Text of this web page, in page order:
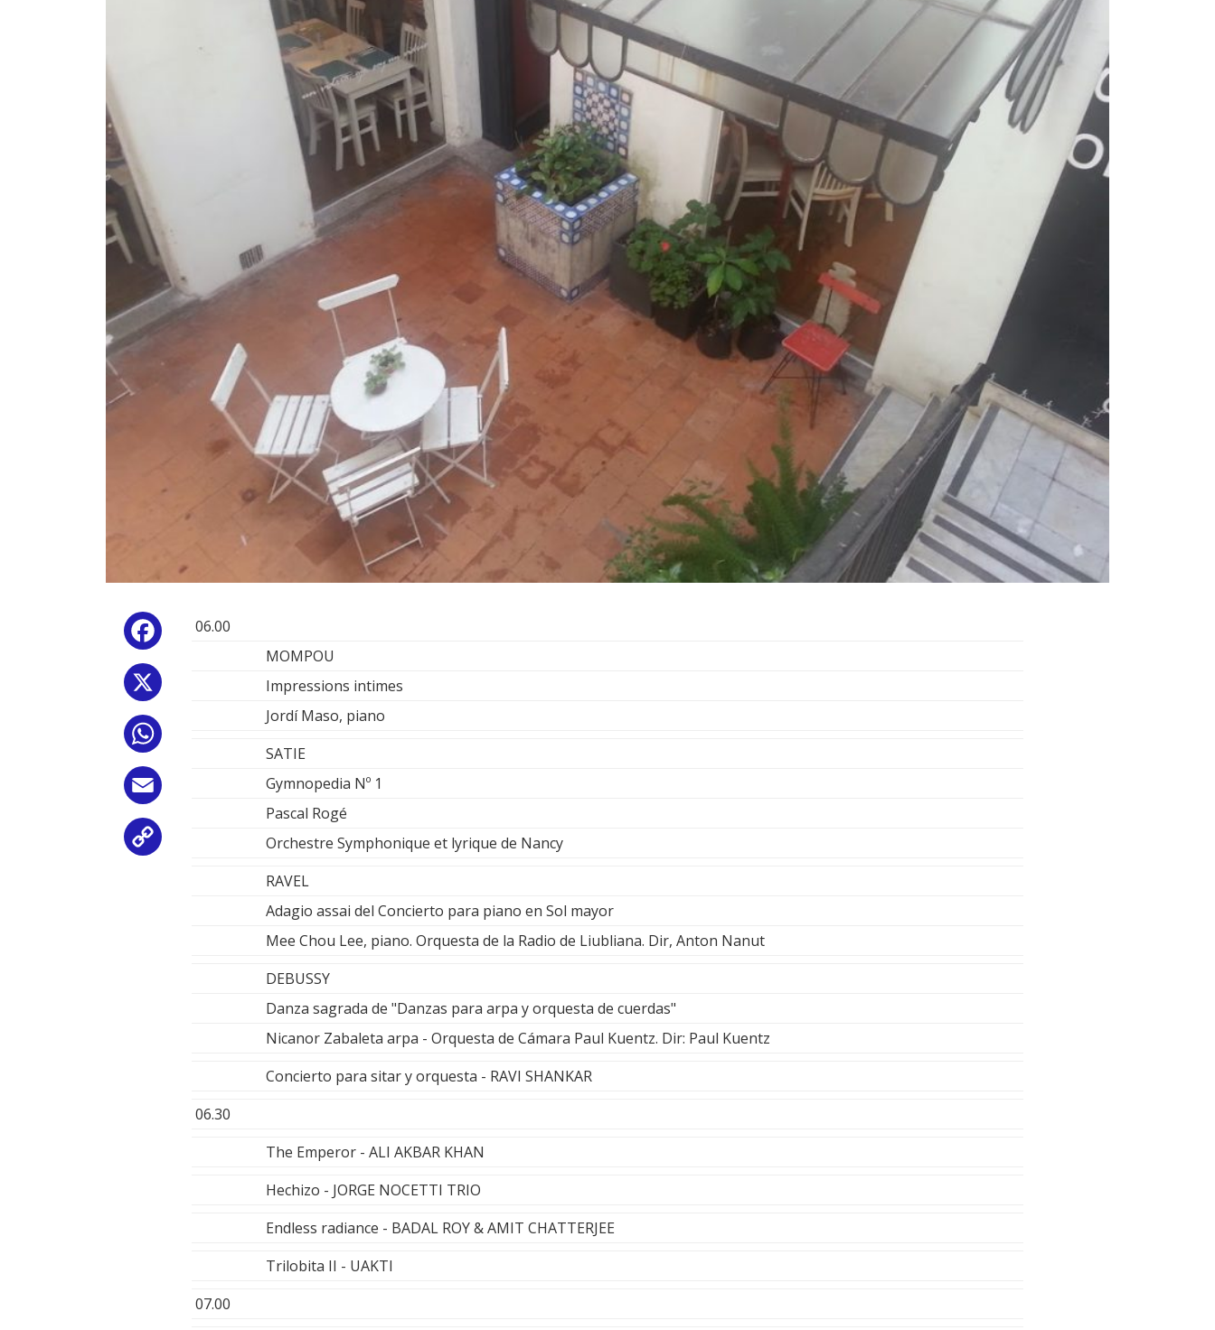
Facebook
06.00
MOMPOU
Impressions intimes
Jordí Maso, piano
SATIE
Gymnopedia Nº 1
Pascal Rogé
Orchestre Symphonique et lyrique de Nancy
RAVEL
Adagio assai del Concierto para piano en Sol mayor
Mee Chou Lee, piano. Orquesta de la Radio de Liubliana. Dir, Anton Nanut
DEBUSSY
Danza sagrada de "Danzas para arpa y orquesta de cuerdas"
Nicanor Zabaleta arpa - Orquesta de Cámara Paul Kuentz. Dir: Paul Kuentz
Concierto para sitar y orquesta - RAVI SHANKAR
06.30
The Emperor - ALI AKBAR KHAN
Hechizo - JORGE NOCETTI TRIO
Endless radiance - BADAL ROY & AMIT CHATTERJEE
Trilobita II - UAKTI
07.00